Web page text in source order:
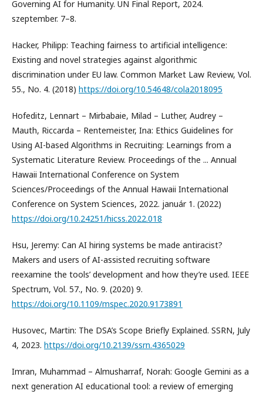
Governing AI for Humanity. UN Final Report, 2024.
szeptember. 7–8.
Hacker, Philipp: Teaching fairness to artificial intelligence:
Existing and novel strategies against algorithmic
discrimination under EU law. Common Market Law Review, Vol.
55., No. 4. (2018) https://doi.org/10.54648/cola2018095
Hofeditz, Lennart – Mirbabaie, Milad – Luther, Audrey –
Mauth, Riccarda – Rentemeister, Ina: Ethics Guidelines for
Using AI-based Algorithms in Recruiting: Learnings from a
Systematic Literature Review. Proceedings of the ... Annual
Hawaii International Conference on System
Sciences/Proceedings of the Annual Hawaii International
Conference on System Sciences, 2022. január 1. (2022)
https://doi.org/10.24251/hicss.2022.018
Hsu, Jeremy: Can AI hiring systems be made antiracist?
Makers and users of AI-assisted recruiting software
reexamine the tools’ development and how they’re used. IEEE
Spectrum, Vol. 57., No. 9. (2020) 9.
https://doi.org/10.1109/mspec.2020.9173891
Husovec, Martin: The DSA’s Scope Briefly Explained. SSRN, July
4, 2023. https://doi.org/10.2139/ssrn.4365029
Imran, Muhammad – Almusharraf, Norah: Google Gemini as a
next generation AI educational tool: a review of emerging